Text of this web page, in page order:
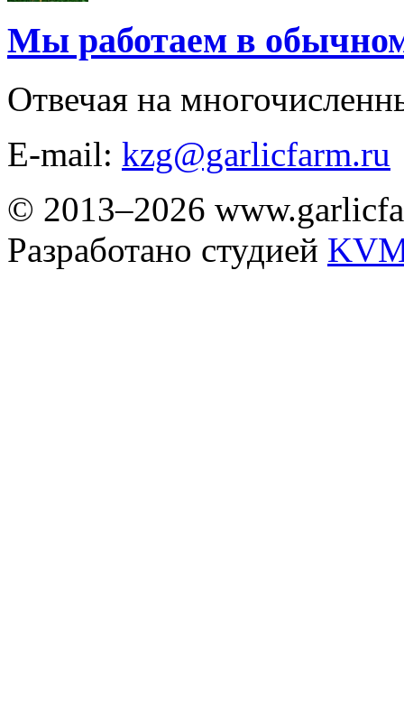
Мы работаем в
Отвечая на
E-mail: kzg@garlicfarm.ru
© 2013–2026
Разработано студией